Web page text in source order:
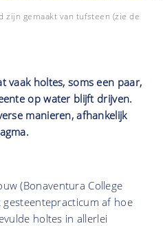
zijn gemaakt van tufsteen (zie de
vaak holtes, soms een paar,
op water blijft drijven.
manieren, afhankelijk
(Bonaventura College
gesteentepracticum af hoe
holtes in allerlei